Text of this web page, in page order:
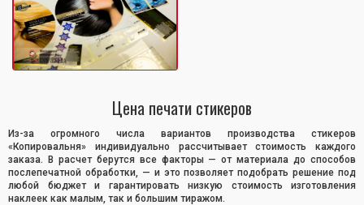
Цена печати стикеров
Из-за огромного числа вариантов производства стикеров
«Копировальня» индивидуально рассчитывает стоимость каждого
заказа. В расчет берутся все факторы — от материала до способов
послепечатной обработки, — и это позволяет подобрать решение под
любой бюджет и гарантировать низкую стоимость изготовления
наклеек как малым, так и большим тиражом.